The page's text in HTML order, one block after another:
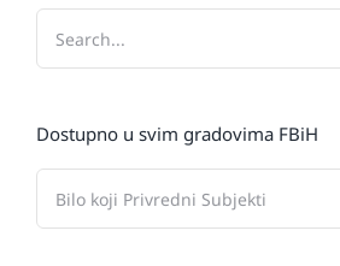
Dostupno u svim gradovima FBiH